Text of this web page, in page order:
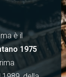
è il
1975